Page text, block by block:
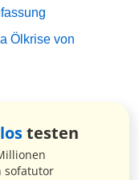
Ölkrise von
testen
sofatutor